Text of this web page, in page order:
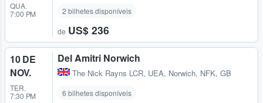
QUA.
7:00 PM
2 bilhetes disponíveis
de US$ 236
10 DE
NOV.
TER.
7:30 PM
Del Amitri Norwich
The Nick Rayns LCR, UEA, Norwich, NFK, GB
6 bilhetes disponíveis